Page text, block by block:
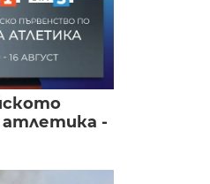
атлетика -